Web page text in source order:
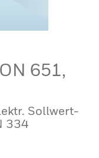
651,
Sollwert­
334